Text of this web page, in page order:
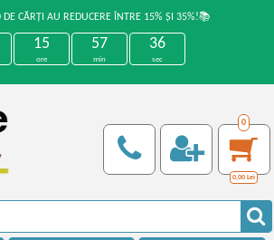
CĂRȚI AU REDUCERE ÎNTRE 15% ȘI 35%!📚
15
ore
57
min
35
sec
0
0,00 Lei